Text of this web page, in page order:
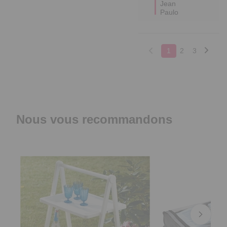
Jean
Paulo
1 2 3
Nous vous recommandons